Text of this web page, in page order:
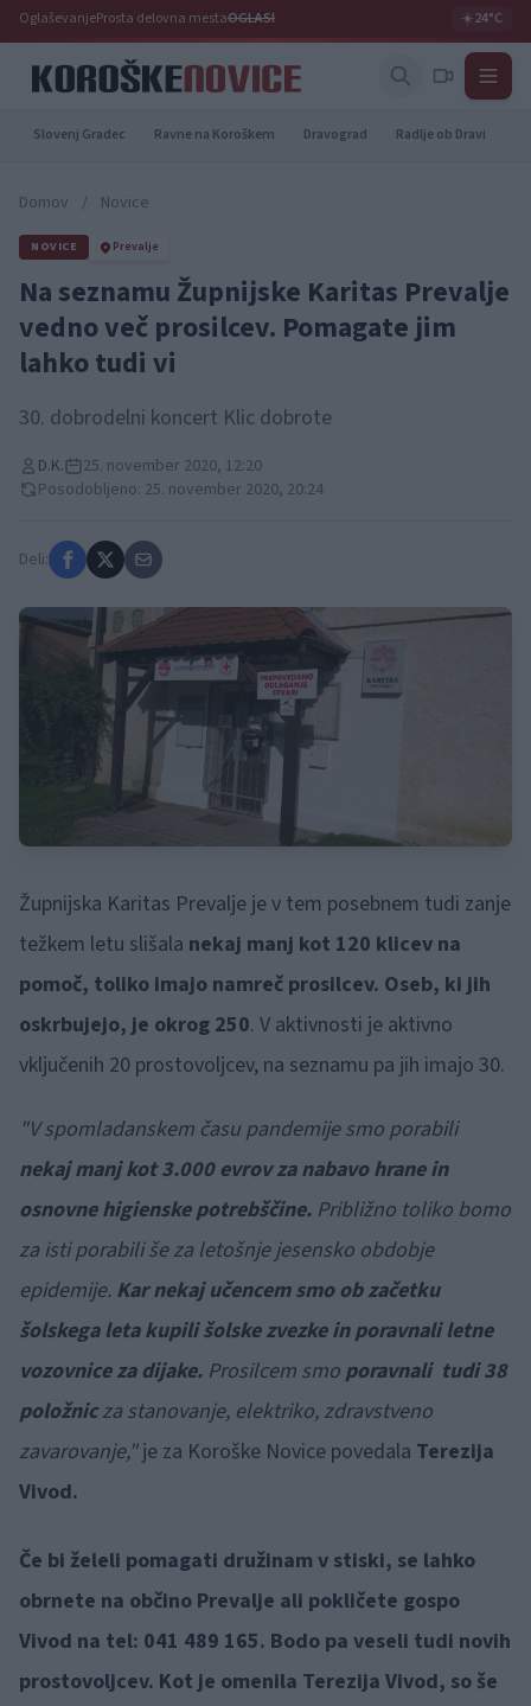
OglaševanjeProsta delovna mestaOGLASI ☀️24°C
Slovenj Gradec Ravne na Koroškem Dravograd Radlje ob Dravi
Domov / Novice
NOVICE Prevalje
Na seznamu Župnijske Karitas Prevalje
vedno več prosilcev. Pomagate jim
lahko tudi vi
30. dobrodelni koncert Klic dobrote
D.K.
25. november 2020, 12:20
Posodobljeno: 25. november 2020, 20:24
Deli:
Župnijska Karitas Prevalje je v tem posebnem tudi zanje
težkem letu slišala nekaj manj kot 120 klicev na
pomoč, toliko imajo namreč prosilcev. Oseb, ki jih
oskrbujejo, je okrog 250. V aktivnosti je aktivno
vključenih 20 prostovoljcev, na seznamu pa jih imajo 30.
"V spomladanskem času pandemije smo porabili
nekaj manj kot 3.000 evrov za nabavo hrane in
osnovne higienske potrebščine. Približno toliko bomo
za isti porabili še za letošnje jesensko obdobje
epidemije. Kar nekaj učencem smo ob začetku
šolskega leta kupili šolske zvezke in poravnali letne
vozovnice za dijake. Prosilcem smo poravnali tudi 38
položnicza stanovanje, elektriko, zdravstveno
zavarovanje,"je za Koroške Novice povedala Terezija
Vivod.
Če bi želeli pomagati družinam v stiski, se lahko
obrnete na občino Prevalje ali pokličete gospo
Vivod na tel: 041 489 165. Bodo pa veseli tudi novih
prostovoljcev. Kot je omenila Terezija Vivod, so še